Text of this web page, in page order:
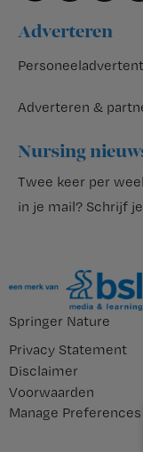
Adverteren
Adverteren &
Nursing
Twee keer per
in je mail? Schrijf
Springer Nature
Privacy Statement
Disclaimer
Voorwaarden
Manage Preferences